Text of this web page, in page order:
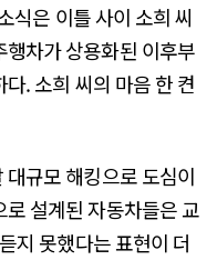
식은 이틀 사이 소희 씨
차가 상용화된 이후부
. 소희 씨의 마음 한 켠
규모 해킹으로 도심이
설계된 자동차들은 교
지 못했다는 표현이 더